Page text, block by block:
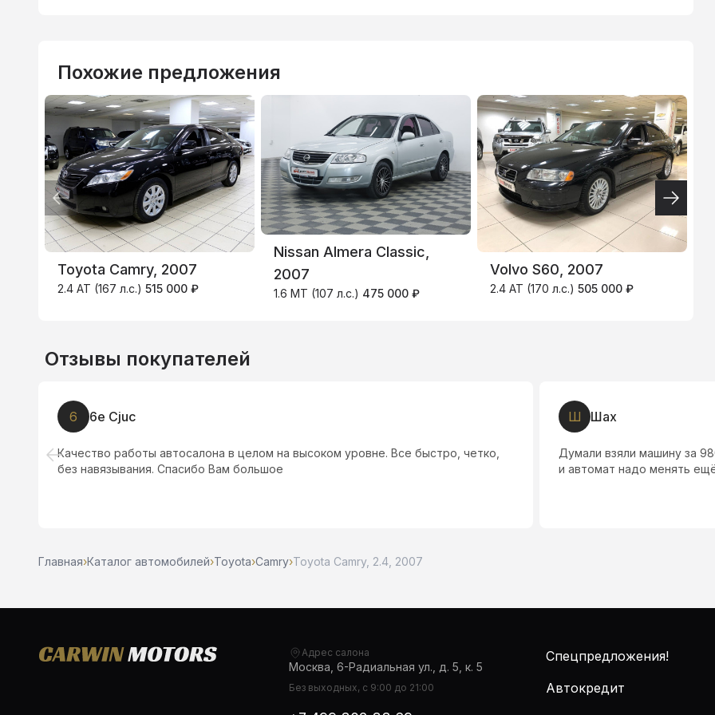
Похожие предложения
Toyota Camry, 2007
2.4 AT (167 л.с.) 515 000 ₽
Nissan Almera Classic,
2007
1.6 MT (107 л.с.) 475 000 ₽
Volvo S60, 2007
2.4 AT (170 л.с.) 505 000 ₽
ВТБ
3.9%
ТИНЬКОФФ
4.9%
Отзывы покупателей
Ш Шах
Думали взяли машину за 980 тыс., шкоду 2011 года, оказалось дрова! Двигатель
и автомат надо менять ещё пол миллиона.
Л Лена Л.
Всё понравилось, выбор
Главная›Каталог автомобилей›Toyota›Camry›Toyota Camry, 2.4, 2007
Адрес салона
Москва, 6-Радиальная ул., д. 5, к. 5
Без выходных, с 9:00 до 21:00
Спецпредложения!
Автокредит